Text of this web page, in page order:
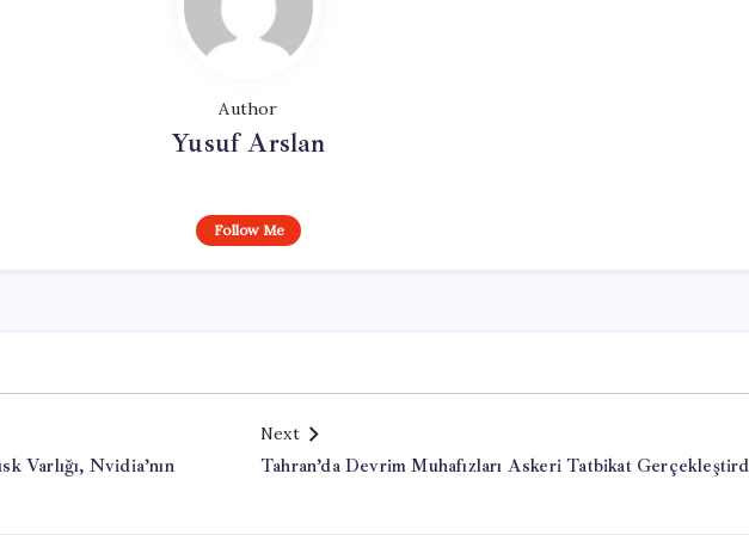
Author
Yusuf Arslan
Follow Me
Varlığı, Nvidia’nın
Next
Tahran’da Devrim Muhafızları Askeri Tatbikat